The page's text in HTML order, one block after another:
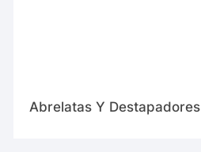
Abrelatas Y Destapadores